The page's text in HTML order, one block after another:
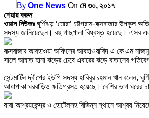
By One News On মে ৩০, ২০১৭
শেয়ার করুন
ওয়ান নিউজঃঘূর্ণিঝড় ‘মোরা’ চট্টগ্রাম-কক্সবাজার উপকূল
সদস্য জানিয়েছেন। বহু গাছপালা বিধ্বস্ত হয়েছে। এসব
কক্সবাজার আবহাওয়া অফিসের আবহাওয়াবিদ এ কে এম
সালে আঘাত হানা ঝড়ের চেয়ে এবারের ঝড়ে বাতাসের
সেন্টমার্টিন দ্বীপের ইউপি সদস্য হাবিবুর রহমান খান
আধাপাকা ঘরবাড়িও ক্ষতিগ্রস্ত হয়েছে। বেশির ভাগ ঘরের
যারা আশ্রয়কেন্দ্র ও হোটেলসহ বিভিন্ন স্থানে আশ্রয়